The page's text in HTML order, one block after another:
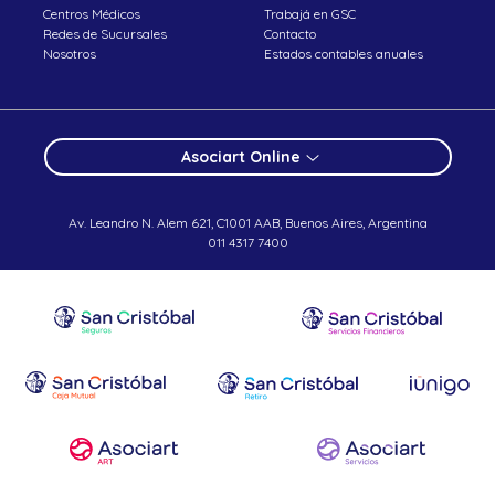
Centros Médicos
Redes de Sucursales
Nosotros
Trabajá en GSC
Contacto
Estados contables anuales
Asociart Online
Av. Leandro N. Alem 621, C1001 AAB, Buenos Aires, Argentina
011 4317 7400